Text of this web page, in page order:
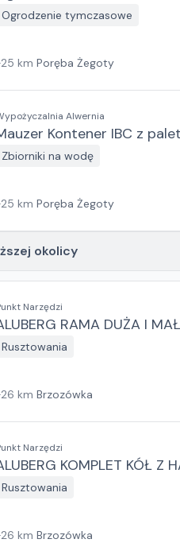
Ogrodzenie tymczasowe
25 km Poręba Żegoty
Alwernia
Kontener IBC z
Zbiorniki na wodę
25 km Poręba Żegoty
okolicy
Narzędzi
RAMA DUŻA I
Rusztowania
26 km Brzozówka
Narzędzi
KOMPLET KÓŁ Z
Rusztowania
26 km Brzozówka